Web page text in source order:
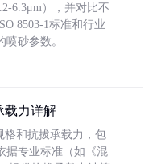
6.3μm），并对比不
8503-1标准和行业
砂参数。
载力详解
格和抗拔承载力，包
据专业标准（如《混